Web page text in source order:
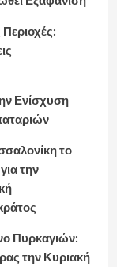
Ενίσχυση
το
την
Πυρκαγιών:
την Κυριακή